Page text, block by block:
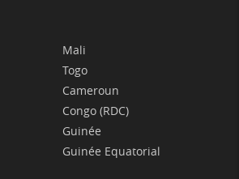
Mali
Togo
Cameroun
Congo (RDC)
Guinée
Guinée Equatorial